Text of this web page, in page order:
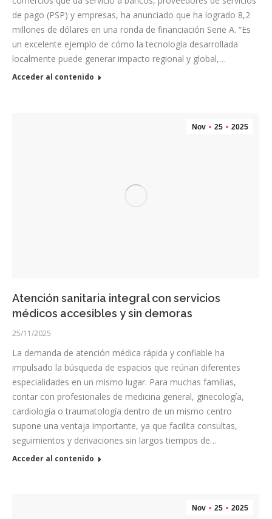
de pago (PSP) y empresas, ha anunciado que ha logrado 8,2
millones de dólares en una ronda de financiación Serie A. “Es
un excelente ejemplo de cómo la tecnología desarrollada
localmente puede generar impacto regional y global,…
Acceder al contenido
Nov 25 2025
Atención sanitaria integral con servicios
médicos accesibles y sin demoras
25/11/2025
La demanda de atención médica rápida y confiable ha
impulsado la búsqueda de espacios que reúnan diferentes
especialidades en un mismo lugar. Para muchas familias,
contar con profesionales de medicina general, ginecología,
cardiología o traumatología dentro de un mismo centro
supone una ventaja importante, ya que facilita consultas,
seguimientos y derivaciones sin largos tiempos de…
Acceder al contenido
Nov 25 2025